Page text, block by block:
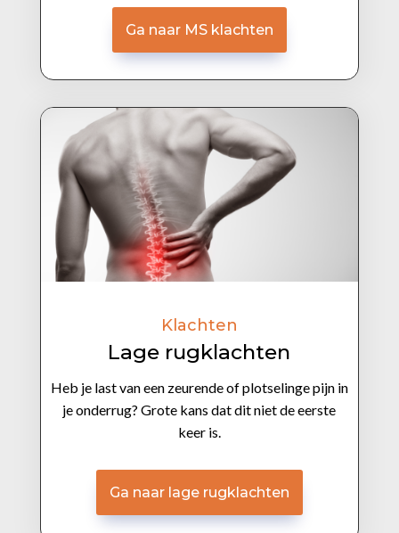
Ga naar MS klachten
Klachten
Lage rugklachten
Heb je last van een zeurende of plotselinge pijn in
je onderrug? Grote kans dat dit niet de eerste
keer is.
Ga naar lage rugklachten